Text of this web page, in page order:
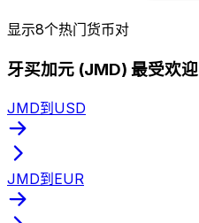
显示8个热门货币对
牙买加元 (JMD) 最受欢
JMD到USD
JMD到EUR